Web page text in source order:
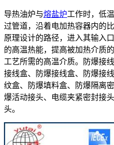
导热油炉与熔盐炉工作时，低
过管道，沿着电加热容器内的
原理设计的路径，进入其输入
的高温热能，提高被加热介质
工艺所需的高温介质。防爆接
接线盒、防爆接线盒、防爆接
纹盒、防爆填料盒、防爆隔离
爆活动接头、电缆夹紧密封接
头。